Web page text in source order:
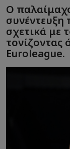
O
σχετικά με
τονίζοντας
Euroleague.